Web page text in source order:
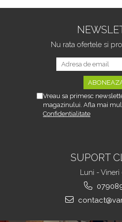
design adaptabil si
senzor infrarosu,
purificare apa, ultra-
silentios, 1.8 L,
Nu rata ofertele si
Vreau sa primesc
magazinului. Afla mai
Confidentialitate
SUPORT
Luni - Vineri